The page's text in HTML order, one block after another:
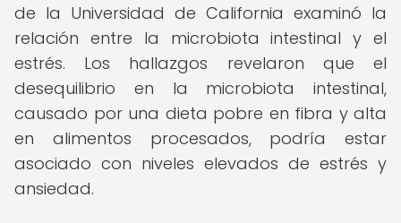
de la Universidad de California examinó la
relación entre la microbiota intestinal y el
estrés. Los hallazgos revelaron que el
desequilibrio en la microbiota intestinal,
causado por una dieta pobre en fibra y alta
en alimentos procesados, podría estar
asociado con niveles elevados de estrés y
ansiedad.